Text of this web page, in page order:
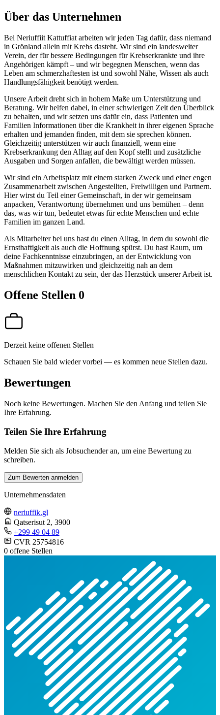
Über das Unternehmen
Bei Neriuffiit Kattuffiat arbeiten wir jeden Tag dafür, dass niemand
in Grönland allein mit Krebs dasteht. Wir sind ein landesweiter
Verein, der für bessere Bedingungen für Krebserkrankte und ihre
Angehörigen kämpft – und wir begegnen Menschen, wenn das
Leben am schmerzhaftesten ist und sowohl Nähe, Wissen als auch
Handlungsfähigkeit benötigt werden.
Unsere Arbeit dreht sich in hohem Maße um Unterstützung und
Beratung. Wir helfen dabei, in einer schwierigen Zeit den Überblick
zu behalten, und wir setzen uns dafür ein, dass Patienten und
Familien Informationen über die Krankheit in ihrer eigenen Sprache
erhalten und jemanden finden, mit dem sie sprechen können.
Gleichzeitig unterstützen wir auch finanziell, wenn eine
Krebserkrankung den Alltag auf den Kopf stellt und zusätzliche
Ausgaben und Sorgen anfallen, die bewältigt werden müssen.
Wir sind ein Arbeitsplatz mit einem starken Zweck und einer engen
Zusammenarbeit zwischen Angestellten, Freiwilligen und Partnern.
Hier wirst du Teil einer Gemeinschaft, in der wir gemeinsam
anpacken, Verantwortung übernehmen und uns bemühen – denn
das, was wir tun, bedeutet etwas für echte Menschen und echte
Familien im ganzen Land.
Als Mitarbeiter bei uns hast du einen Alltag, in dem du sowohl die
Ernsthaftigkeit als auch die Hoffnung spürst. Du hast Raum, um
deine Fachkenntnisse einzubringen, an der Entwicklung von
Maßnahmen mitzuwirken und gleichzeitig nah an dem
menschlichen Kontakt zu sein, der das Herzstück unserer Arbeit ist.
Offene Stellen 0
Derzeit keine offenen Stellen
Schauen Sie bald wieder vorbei — es kommen neue Stellen dazu.
Bewertungen
Noch keine Bewertungen. Machen Sie den Anfang und teilen Sie
Ihre Erfahrung.
Teilen Sie Ihre Erfahrung
Melden Sie sich als Jobsuchender an, um eine Bewertung zu
schreiben.
Zum Bewerten anmelden
Unternehmensdaten
neriuffik.gl
Qatserisut 2, 3900
+299 49 04 89
CVR 25754816
0 offene Stellen